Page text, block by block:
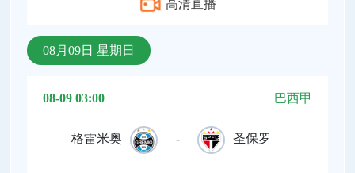
高清直播
08月09日 星期日
08-09 03:00 巴西甲
格雷米奥 - 圣保罗